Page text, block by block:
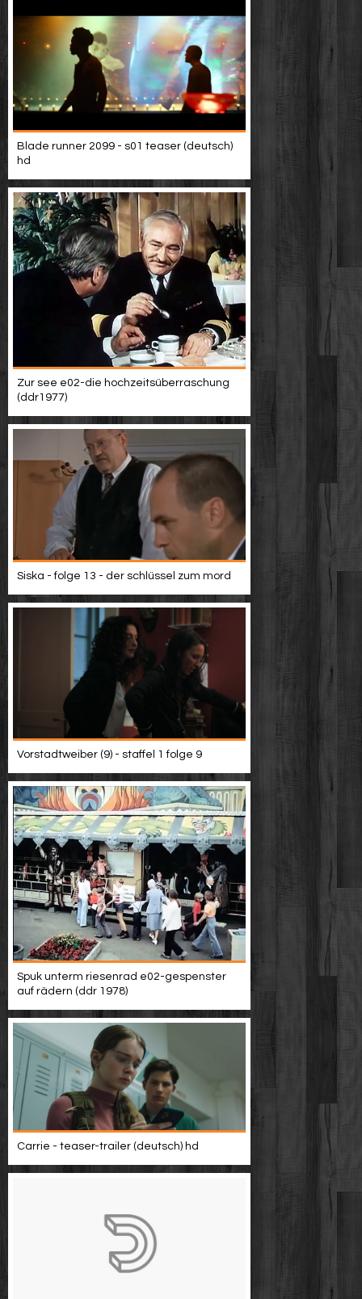
Blade runner 2099 - s01 teaser (deutsch)
hd
Zur see e02-die hochzeitsüberraschung
(ddr1977)
Siska - folge 13 - der schlüssel zum mord
Vorstadtweiber (9) - staffel 1 folge 9
Spuk unterm riesenrad e02-gespenster
auf rädern (ddr 1978)
Carrie - teaser-trailer (deutsch) hd